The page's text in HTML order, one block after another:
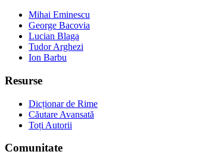
Mihai Eminescu
George Bacovia
Lucian Blaga
Tudor Arghezi
Ion Barbu
Resurse
Dicționar de Rime
Căutare Avansată
Toți Autorii
Comunitate